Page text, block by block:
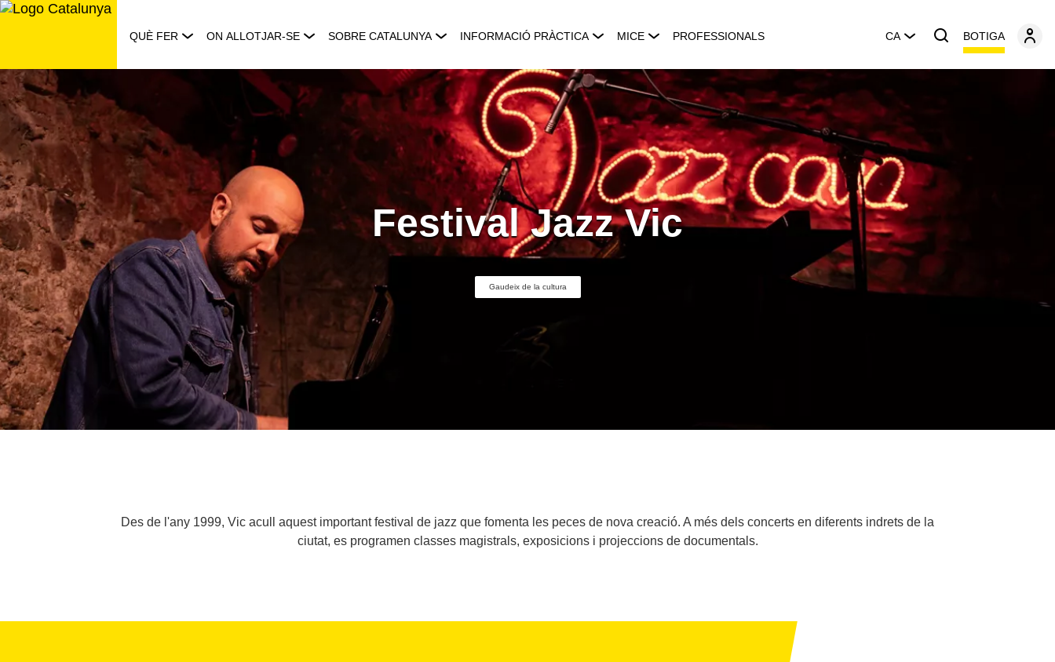
Saltar
QUÈ FER ON ALLOTJAR-SE SOBRE CATALUNYA INFORMACIÓ PRÀCTICA MICE PROFESSIONALS CA BOTIGA
Festival Jazz Vic
Gaudeix de la cultura
Des de l'any 1999, Vic acull aquest important festival de jazz que fomenta les peces de nova creació. A més dels concerts en diferents indrets de la
ciutat, es programen classes magistrals, exposicions i projeccions de documentals.